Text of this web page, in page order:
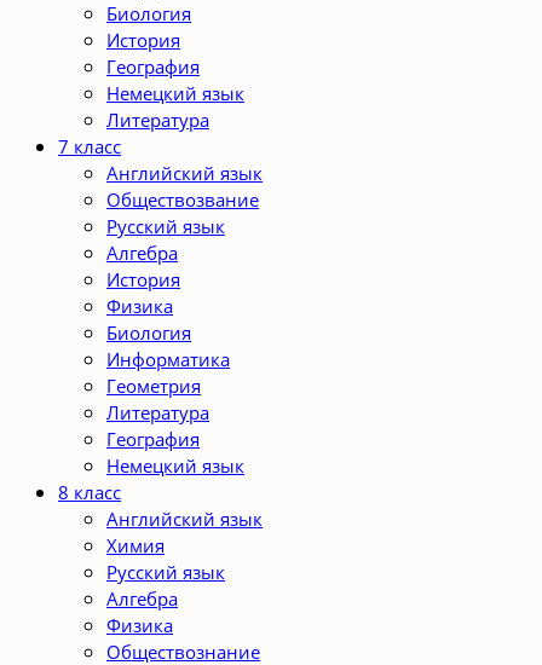
Биология
История
География
Немецкий язык
Литература
7 класс
Английский язык
Обществозвание
Русский язык
Алгебра
История
Физика
Биология
Информатика
Геометрия
Литература
География
Немецкий язык
8 класс
Английский язык
Химия
Русский язык
Алгебра
Физика
Обществознание